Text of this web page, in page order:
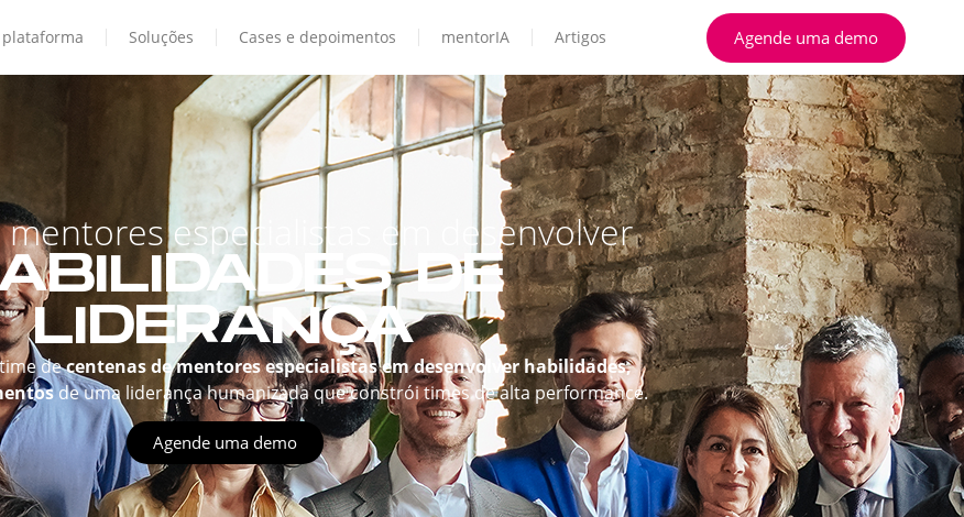
plataforma Soluções Cases e depoimentos mentorIA Artigos Agende uma demo
especialistas em desenvolver
DE
LIDERANÇA
decentenas de mentores especialistas em desenvolver habilidades,
de uma liderança humanizada que constrói times de alta performance.
Agende uma demo